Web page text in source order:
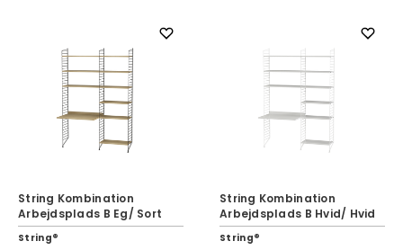
String Kombination
Arbejdsplads B Eg/ Sort
String®
String Kombination
Arbejdsplads B Hvid/ Hvid
String®